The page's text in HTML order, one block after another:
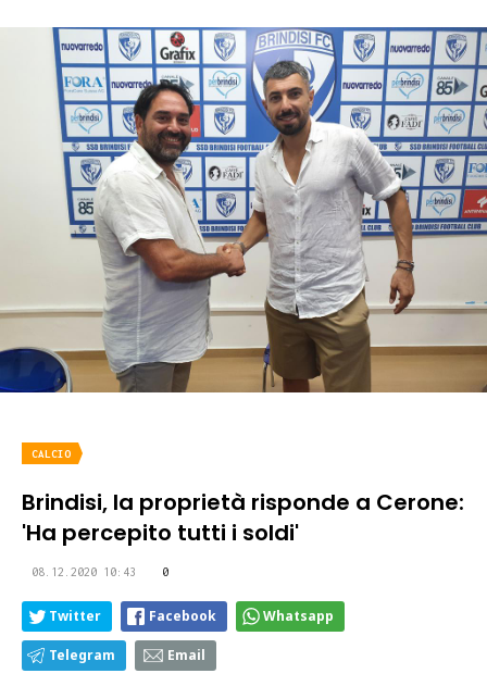
CALCIO
Brindisi, la proprietà risponde a Cerone:
'Ha percepito tutti i soldi'
08.12.2020 10:43 0
Twitter Facebook Whatsapp
Telegram Email